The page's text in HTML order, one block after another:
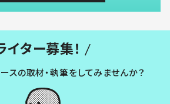
イター募集！
スの取材・執筆をしてみませんか？